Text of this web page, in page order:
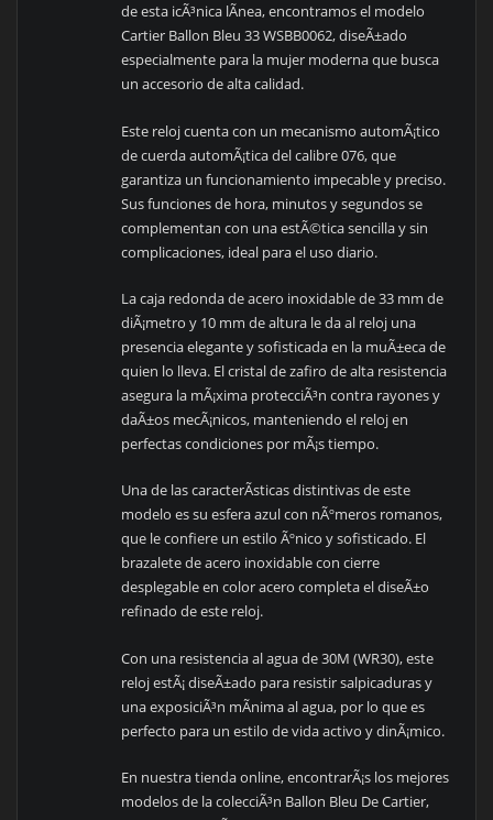
de esta icÃ³nica lÃ­nea, encontramos el modelo
Cartier Ballon Bleu 33 WSBB0062, diseÃ±ado
especialmente para la mujer moderna que busca
un accesorio de alta calidad.
Este reloj cuenta con un mecanismo automÃ¡tico
de cuerda automÃ¡tica del calibre 076, que
garantiza un funcionamiento impecable y preciso.
Sus funciones de hora, minutos y segundos se
complementan con una estÃ©tica sencilla y sin
complicaciones, ideal para el uso diario.
La caja redonda de acero inoxidable de 33 mm de
diÃ¡metro y 10 mm de altura le da al reloj una
presencia elegante y sofisticada en la muÃ±eca de
quien lo lleva. El cristal de zafiro de alta resistencia
asegura la mÃ¡xima protecciÃ³n contra rayones y
daÃ±os mecÃ¡nicos, manteniendo el reloj en
perfectas condiciones por mÃ¡s tiempo.
Una de las caracterÃ­sticas distintivas de este
modelo es su esfera azul con nÃºmeros romanos,
que le confiere un estilo Ãºnico y sofisticado. El
brazalete de acero inoxidable con cierre
desplegable en color acero completa el diseÃ±o
refinado de este reloj.
Con una resistencia al agua de 30M (WR30), este
reloj estÃ¡ diseÃ±ado para resistir salpicaduras y
una exposiciÃ³n mÃ­nima al agua, por lo que es
perfecto para un estilo de vida activo y dinÃ¡mico.
En nuestra tienda online, encontrarÃ¡s los mejores
modelos de la colecciÃ³n Ballon Bleu De Cartier,